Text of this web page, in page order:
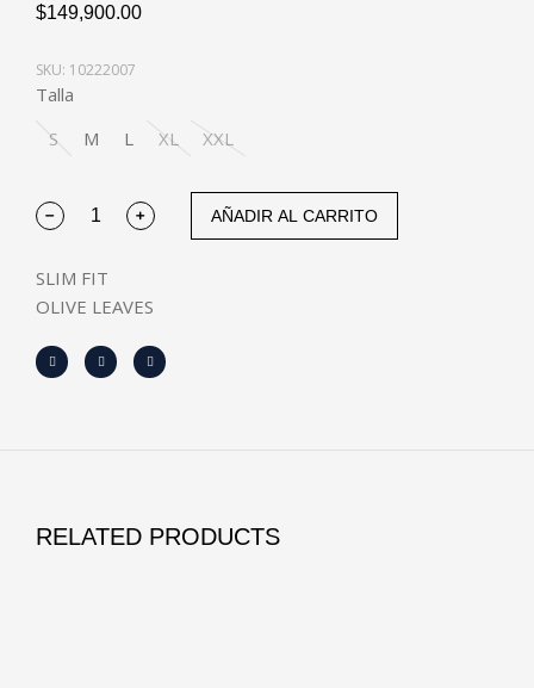
$149,900.00
SKU: 10222007
Talla
S
M L XL XXL
AÑADIR AL CARRITO
SLIM FIT
OLIVE LEAVES
RELATED PRODUCTS